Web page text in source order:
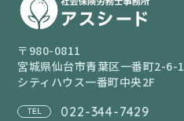
〒980-0811
宮城県仙台市青葉区一番町2-6-1
シティハウス一番町中央2F
022-344-7429